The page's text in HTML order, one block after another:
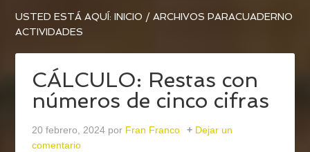
USTED ESTÁ AQUÍ:INICIO / ARCHIVOS PARACUADERNO
ACTIVIDADES
CÁLCULO: Restas con
números de cinco cifras
20 febrero, 2024 por Fran Franco
Dejar un
comentario